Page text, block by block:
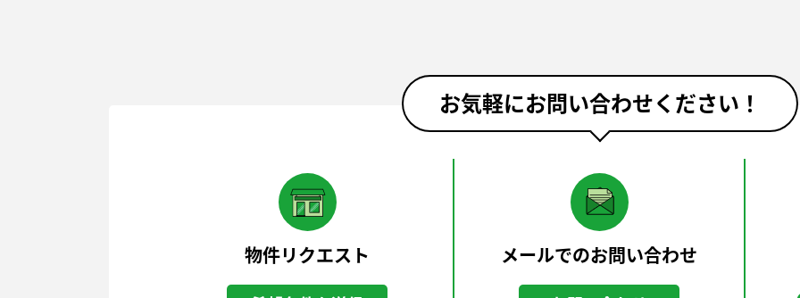
お気軽にお問い合わせください！
物件リクエスト メールでのお問い合わせ